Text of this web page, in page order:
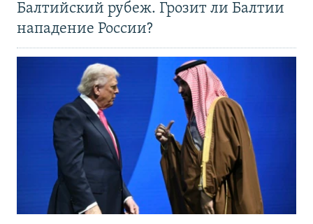
Балтийский рубеж. Грозит ли Балтии
нападение России?